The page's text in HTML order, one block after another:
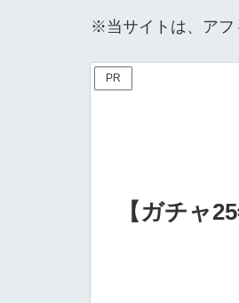
※当サイトは、アフ
PR
【ガチャ